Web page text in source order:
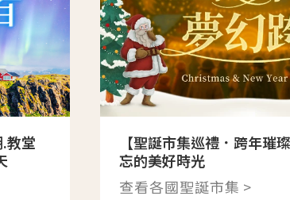
教堂
【聖誕市集巡禮．跨年璀
忘的美好時光
查看各國聖誕市集 >